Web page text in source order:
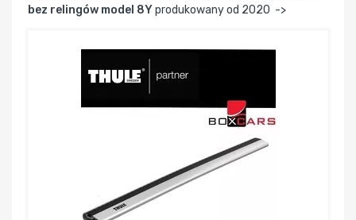
bez relingów model 8Yprodukowany od 2020 ->